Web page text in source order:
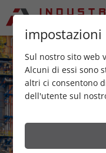
impostazioni
Sul nostro sito web
Alcuni di essi sono
altri ci consentono
dell'utente sul